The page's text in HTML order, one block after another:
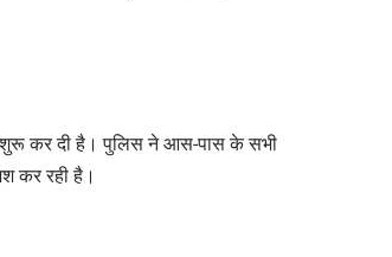
शुरू कर दी है। पुलिस ने आस-पास के सभी
कर रही है।